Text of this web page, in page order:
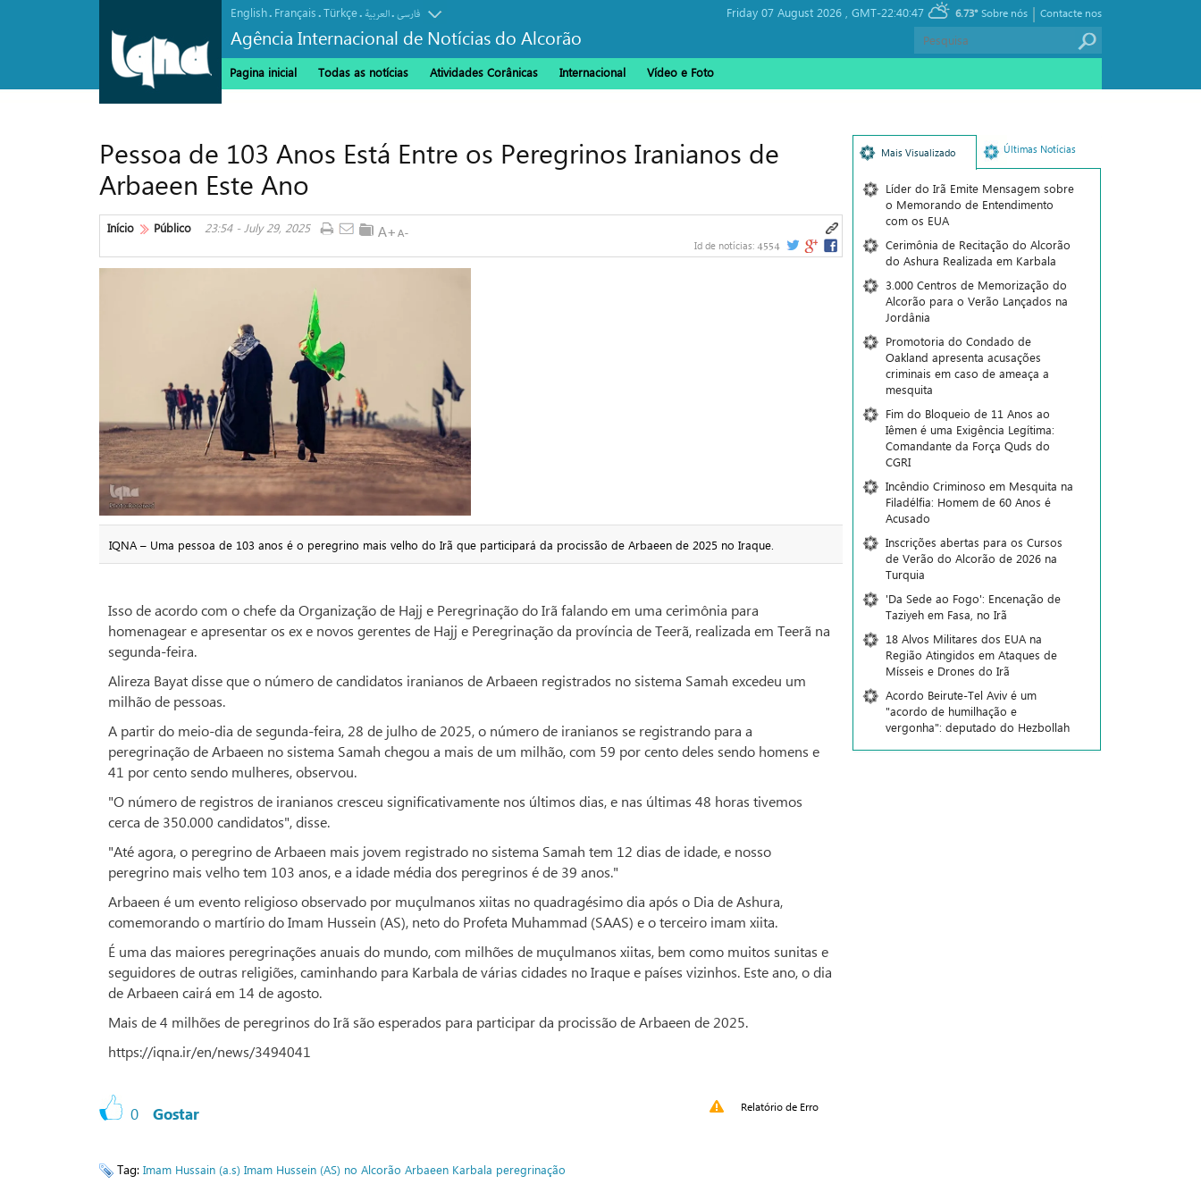
English. Français.Türkçe. العربیة.فارسی
Agência Internacional de Notícias do Alcorão
Friday 07 August 2026 , GMT-22:40:47 6.73° Contacte nos
|
Sobre nós
Pagina inicial Todas as notícias Atividades Corânicas Internacional Vídeo e Foto
Pessoa de 103 Anos Está Entre os Peregrinos Iranianos de
Arbaeen Este Ano
Início Público 23:54 - July 29, 2025
Id de notícias: 4554
IQNA – Uma pessoa de 103 anos é o peregrino mais velho do Irã que participará da procissão de Arbaeen de 2025 no Iraque.
Isso de acordo com o chefe da Organização de Hajj e Peregrinação do Irã falando em uma cerimônia para
homenagear e apresentar os ex e novos gerentes de Hajj e Peregrinação da província de Teerã, realizada em Teerã na
segunda-feira.
Alireza Bayat disse que o número de candidatos iranianos de Arbaeen registrados no sistema Samah excedeu um
milhão de pessoas.
A partir do meio-dia de segunda-feira, 28 de julho de 2025, o número de iranianos se registrando para a
peregrinação de Arbaeen no sistema Samah chegou a mais de um milhão, com 59 por cento deles sendo homens e
41 por cento sendo mulheres, observou.
"O número de registros de iranianos cresceu significativamente nos últimos dias, e nas últimas 48 horas tivemos
cerca de 350.000 candidatos", disse.
"Até agora, o peregrino de Arbaeen mais jovem registrado no sistema Samah tem 12 dias de idade, e nosso
peregrino mais velho tem 103 anos, e a idade média dos peregrinos é de 39 anos."
Arbaeen é um evento religioso observado por muçulmanos xiitas no quadragésimo dia após o Dia de Ashura,
comemorando o martírio do Imam Hussein (AS), neto do Profeta Muhammad (SAAS) e o terceiro imam xiita.
É uma das maiores peregrinações anuais do mundo, com milhões de muçulmanos xiitas, bem como muitos sunitas e
seguidores de outras religiões, caminhando para Karbala de várias cidades no Iraque e países vizinhos. Este ano, o dia
de Arbaeen cairá em 14 de agosto.
Mais de 4 milhões de peregrinos do Irã são esperados para participar da procissão de Arbaeen de 2025.
https://iqna.ir/en/news/3494041
0 Gostar Relatório de Erro
Tag: Imam Hussain (a.s) Imam Hussein (AS) no Alcorão Arbaeen Karbala peregrinação
Mais Visualizado Últimas Notícias
Líder do Irã Emite Mensagem sobre
o Memorando de Entendimento
com os EUA
Cerimônia de Recitação do Alcorão
do Ashura Realizada em Karbala
3.000 Centros de Memorização do
Alcorão para o Verão Lançados na
Jordânia
Promotoria do Condado de
Oakland apresenta acusações
criminais em caso de ameaça a
mesquita
Fim do Bloqueio de 11 Anos ao
Iêmen é uma Exigência Legítima:
Comandante da Força Quds do
CGRI
Incêndio Criminoso em Mesquita na
Filadélfia: Homem de 60 Anos é
Acusado
Inscrições abertas para os Cursos
de Verão do Alcorão de 2026 na
Turquia
'Da Sede ao Fogo': Encenação de
Taziyeh em Fasa, no Irã
18 Alvos Militares dos EUA na
Região Atingidos em Ataques de
Mísseis e Drones do Irã
Acordo Beirute-Tel Aviv é um
"acordo de humilhação e
vergonha": deputado do Hezbollah